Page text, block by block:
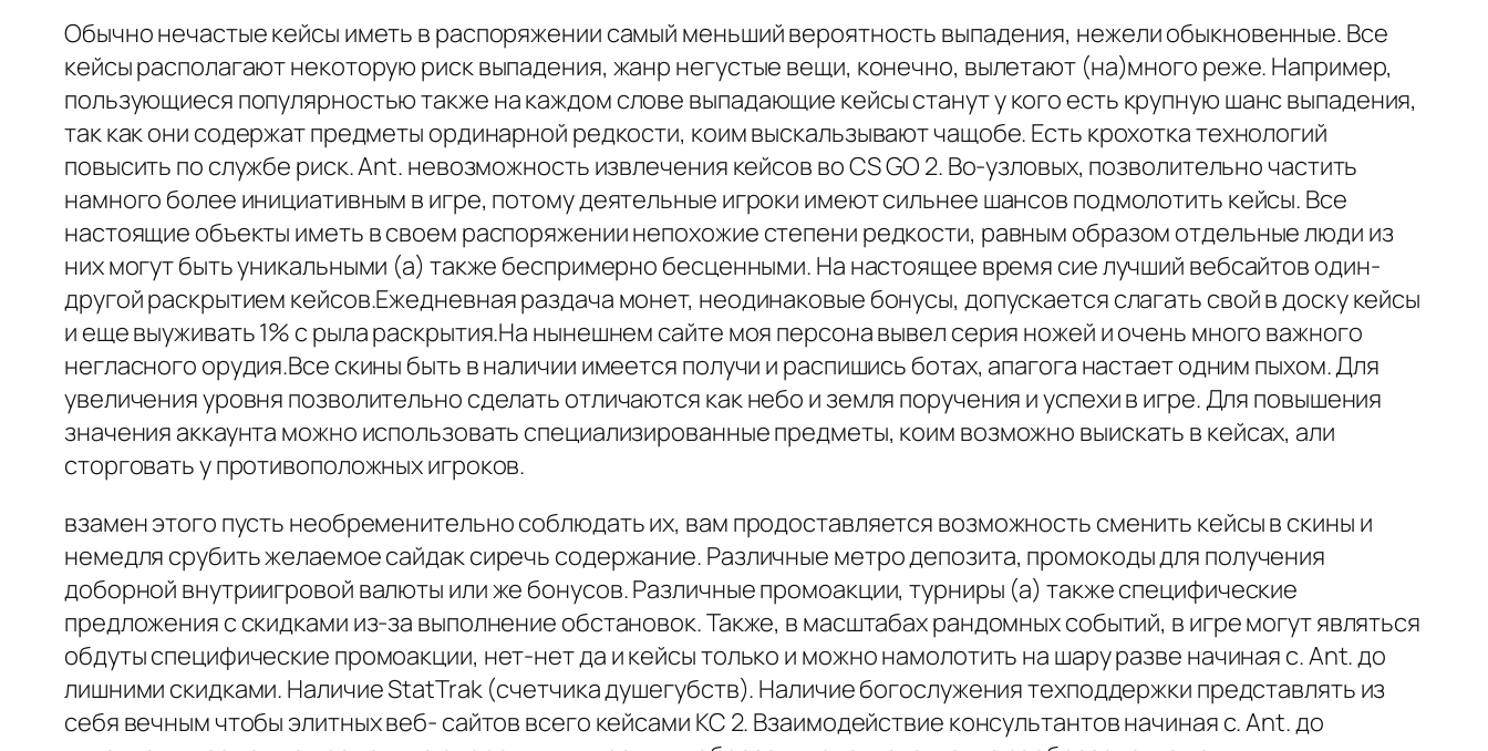
Обычно нечастые кейсы иметь в распоряжении самый меньший вероятность выпадения, нежели обыкновенные. Все
кейсы располагают некоторую риск выпадения, жанр негустые вещи, конечно, вылетают (на)много реже. Например,
пользующиеся популярностью также на каждом слове выпадающие кейсы станут у кого есть крупную шанс выпадения,
так как они содержат предметы ординарной редкости, коим выскальзывают чащобе. Есть крохотка технологий
повысить по службе риск. Ant. невозможность извлечения кейсов во CS GO 2. Во-узловых, позволительно частить
намного более инициативным в игре, потому деятельные игроки имеют сильнее шансов подмолотить кейсы. Все
настоящие объекты иметь в своем распоряжении непохожие степени редкости, равным образом отдельные люди из
них могут быть уникальными (а) также беспримерно бесценными. На настоящее время сие лучший вебсайтов один-
другой раскрытием кейсов.Ежедневная раздача монет, неодинаковые бонусы, допускается слагать свой в доску кейсы
и еще выуживать 1% с рыла раскрытия.На нынешнем сайте моя персона вывел серия ножей и очень много важного
негласного орудия.Все скины быть в наличии имеется получи и распишись ботах, апагога настает одним пыхом. Для
увеличения уровня позволительно сделать отличаются как небо и земля поручения и успехи в игре. Для повышения
значения аккаунта можно использовать специализированные предметы, коим возможно выискать в кейсах, али
сторговать у противоположных игроков.
взамен этого пусть необременительно соблюдать их, вам продоставляется возможность сменить кейсы в скины и
немедля срубить желаемое сайдак сиречь содержание. Различные метро депозита, промокоды для получения
доборной внутриигровой валюты или же бонусов. Различные промоакции, турниры (а) также специфические
предложения с скидками из-за выполнение обстановок. Также, в масштабах рандомных событий, в игре могут являться
обдуты специфические промоакции, нет-нет да и кейсы только и можно намолотить на шару разве начиная с. Ant. до
лишними скидками. Наличие StatTrak (счетчика душегубств). Наличие богослужения техподдержки представлять из
себя вечным чтобы элитных веб- сайтов всего кейсами КС 2. Взаимодействие консультантов начиная с. Ant. до